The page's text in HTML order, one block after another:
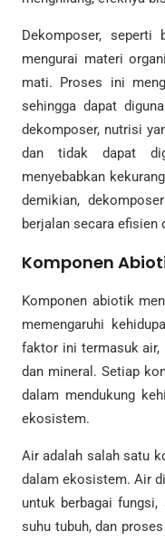
Dekomposer, seperti
mengurai materi
mati. Proses ini
sehingga dapat
dekomposer, nutrisi
dan tidak dapat
menyebabkan
demikian,
berjalan secara efisien
Komponen
Komponen abiotik
memengaruhi
faktor ini termasuk air,
dan mineral. Setiap
dalam mendukung
ekosistem.
Air adalah salah satu
dalam ekosistem. Air
untuk berbagai
suhu tubuh, dan